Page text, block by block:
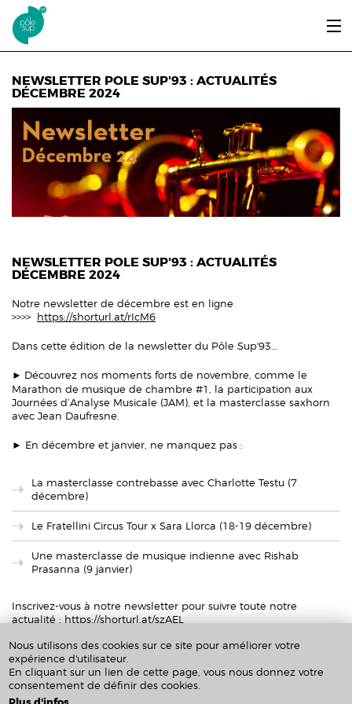
Aller au contenu principal
ÉTUDIANTS / DIPLÔMÉS
ÉCOUTER, VOIR & LIRE
NEWSLETTER POLE SUP'93 : ACTUALITÉS
DÉCEMBRE 2024
NEWSLETTER POLE SUP'93 : ACTUALITÉS
DÉCEMBRE 2024
Notre newsletter de décembre est en ligne
>>>>
https://shorturl.at/rIcM6
Dans cette édition de la newsletter du Pôle Sup'93...
► Découvrez nos moments forts de novembre, comme le
Marathon de musique de chambre #1, la participation aux
Journées d’Analyse Musicale (JAM), et la masterclasse saxhorn
avec Jean Daufresne.
► En décembre et janvier, ne manquez pas :
La masterclasse contrebasse avec Charlotte Testu (7
décembre)
Le Fratellini Circus Tour x Sara Llorca (18-19 décembre)
Une masterclasse de musique indienne avec Rishab
Prasanna (9 janvier)
Inscrivez-vous à notre newsletter pour suivre toute notre
actualité : https://shorturl.at/szAEL
12/12/2024 - 23:45
Nous utilisons des cookies sur ce site pour améliorer votre
expérience d'utilisateur.
En cliquant sur un lien de cette page, vous nous donnez votre
consentement de définir des cookies.